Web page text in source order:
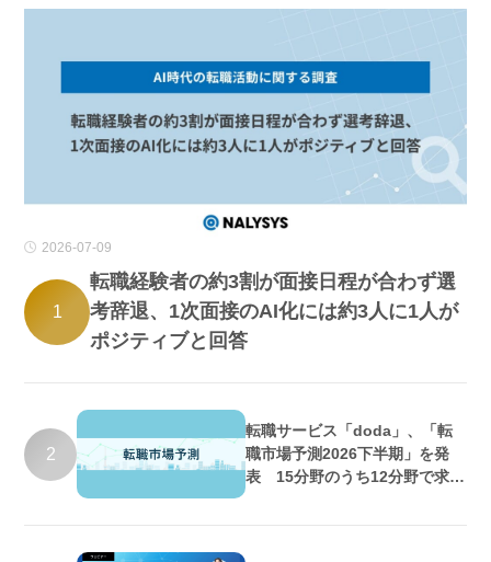
2026-07-09
1
転職経験者の約3割が面接日程が合わず選
考辞退、1次面接のAI化には約3人に1人が
ポジティブと回答
2
転職サービス「doda」、「転
職市場予測2026下半期」を発
表 15分野のうち12分野で求人